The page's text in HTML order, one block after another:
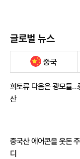
글로벌 뉴스
중국
희토류 다음은 광모듈…
산
중국산 에어콘을 웃돈
디